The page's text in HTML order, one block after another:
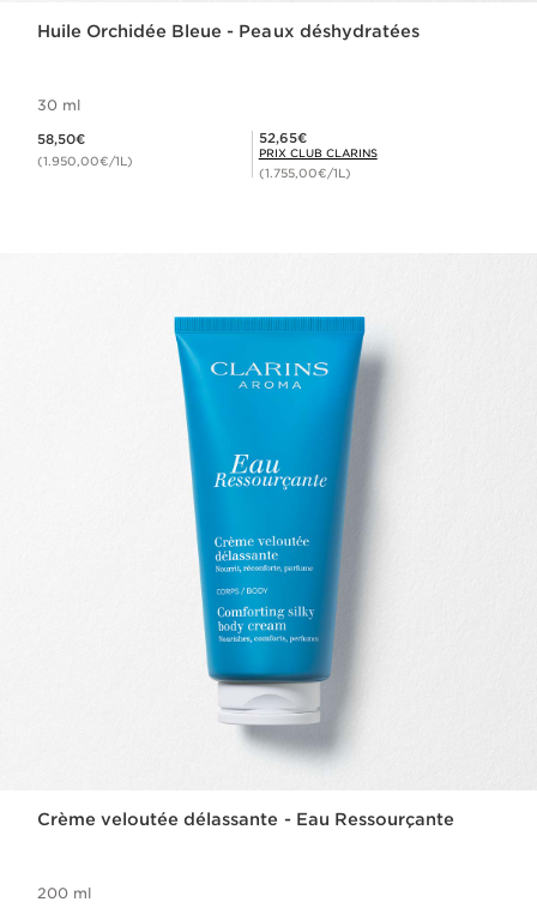
Huile Orchidée Bleue - Peaux déshydratées
30 ml
58,50€
(1.950,00€/1L)
Prix Club Clarins 52,65€
52,65€
PRIX CLUB CLARINS
(1.755,00€/1L)
Crème veloutée délassante - Eau Ressourçante
200 ml